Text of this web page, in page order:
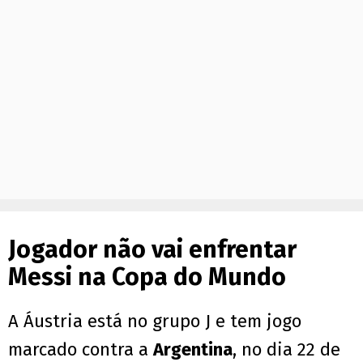
Jogador não vai enfrentar
Messi na Copa do Mundo
A Áustria está no grupo J e tem jogo
marcado contra aArgentina, no dia 22 de